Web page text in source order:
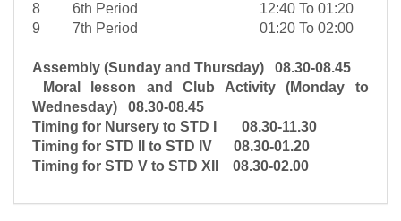
8 6th Period 12:40 To 01:20
9 7th Period 01:20 To 02:00
Assembly (Sunday and Thursday) 08.30-08.45
Moral lesson and Club Activity (Monday to
Wednesday)
08.30-08.45
Timing for Nursery to STD I 08.30-11.30
Timing for STD II to STD IV 08.30-01.20
Timing for STD V to STD XII 08.30-02.00